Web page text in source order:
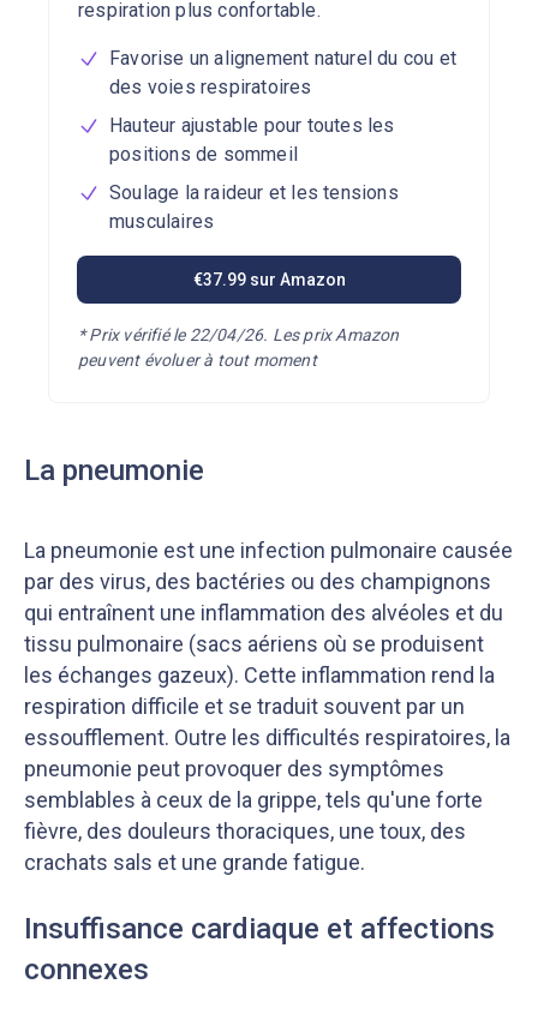
respiration plus confortable.
Favorise un alignement naturel du cou et
des voies respiratoires
Hauteur ajustable pour toutes les
positions de sommeil
Soulage la raideur et les tensions
musculaires
* Prix vérifié le 22/04/26. Les prix Amazon
peuvent évoluer à tout moment
€37.99 sur Amazon
La pneumonie
La pneumonie est une infection pulmonaire causée
par des virus, des bactéries ou des champignons
qui entraînent une inflammation des alvéoles et du
tissu pulmonaire (sacs aériens où se produisent
les échanges gazeux). Cette inflammation rend la
respiration difficile et se traduit souvent par un
essoufflement. Outre les difficultés respiratoires, la
pneumonie peut provoquer des symptômes
semblables à ceux de la grippe, tels qu'une forte
fièvre, des douleurs thoraciques, une toux, des
crachats sals et une grande fatigue.
Insuffisance cardiaque et affections
connexes